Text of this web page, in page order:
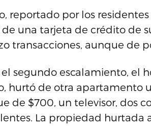
reportado por los
de una tarjeta de crédito de
transacciones, aunque de
segundo escalamiento, el
hurtó de otra apartamento
de $700, un televisor, dos
La propiedad hurtada